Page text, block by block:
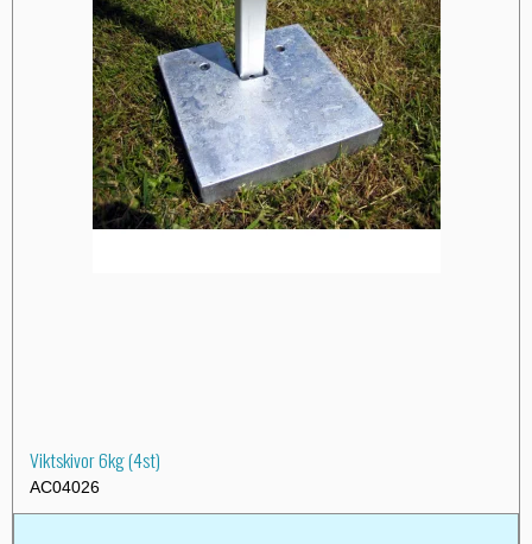
Viktskivor 6kg (4st)
AC04026